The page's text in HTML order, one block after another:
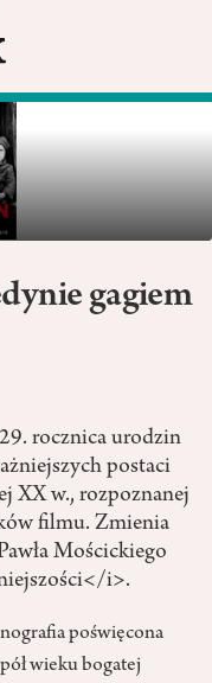
gagiem
rocznica urodzin
postaci
XX w., rozpoznanej
filmu. Zmienia
Mościckiego
i>.
poświęcona
wieku bogatej